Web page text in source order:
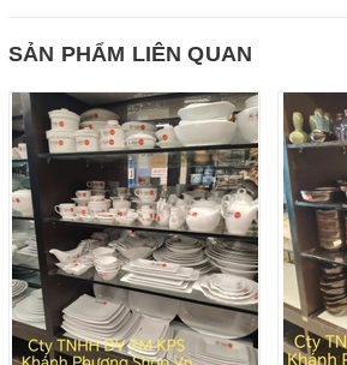
SẢN PHẨM LIÊN QUAN